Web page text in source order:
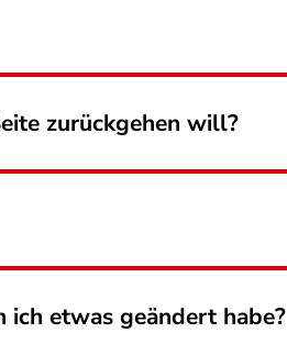
zurückgehen will?
ich etwas geändert habe?